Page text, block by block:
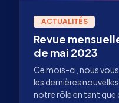
ACTUALITÉS
Revue
de mai 2023
Ce mois-ci, nous
les dernières
notre rôle en tant que